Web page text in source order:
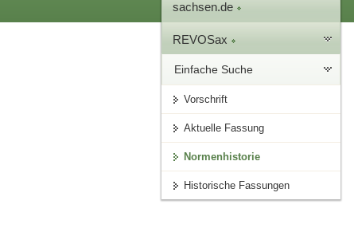
sachsen.de
REVOSax
Einfache Suche
Vorschrift
Aktuelle Fassung
Normenhistorie
Historische Fassungen